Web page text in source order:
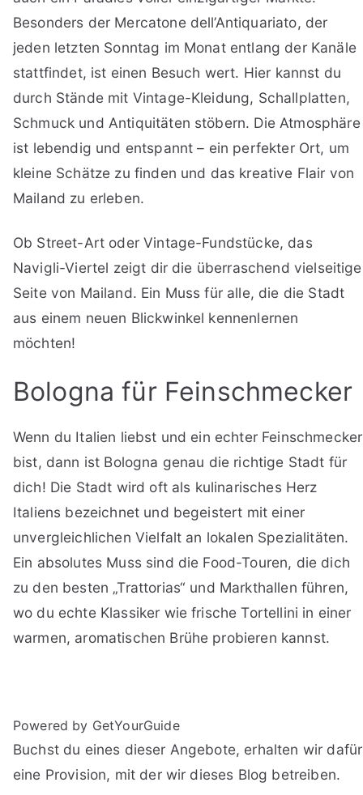
Besonders der Mercatone dell’Antiquariato, der
jeden letzten Sonntag im Monat entlang der Kanäle
stattfindet, ist einen Besuch wert. Hier kannst du
durch Stände mit Vintage-Kleidung, Schallplatten,
Schmuck und Antiquitäten stöbern. Die Atmosphäre
ist lebendig und entspannt – ein perfekter Ort, um
kleine Schätze zu finden und das kreative Flair von
Mailand zu erleben.
Ob Street-Art oder Vintage-Fundstücke, das
Navigli-Viertel zeigt dir die überraschend vielseitige
Seite von Mailand. Ein Muss für alle, die die Stadt
aus einem neuen Blickwinkel kennenlernen
möchten!
Bologna für Feinschmecker
Wenn du Italien liebst und ein echter Feinschmecker
bist, dann ist Bologna genau die richtige Stadt für
dich! Die Stadt wird oft als kulinarisches Herz
Italiens bezeichnet und begeistert mit einer
unvergleichlichen Vielfalt an lokalen Spezialitäten.
Ein absolutes Muss sind die Food-Touren, die dich
zu den besten „Trattorias“ und Markthallen führen,
wo du echte Klassiker wie frische Tortellini in einer
warmen, aromatischen Brühe probieren kannst.
Powered by GetYourGuide
Buchst du eines dieser Angebote, erhalten wir dafür
eine Provision, mit der wir dieses Blog betreiben.